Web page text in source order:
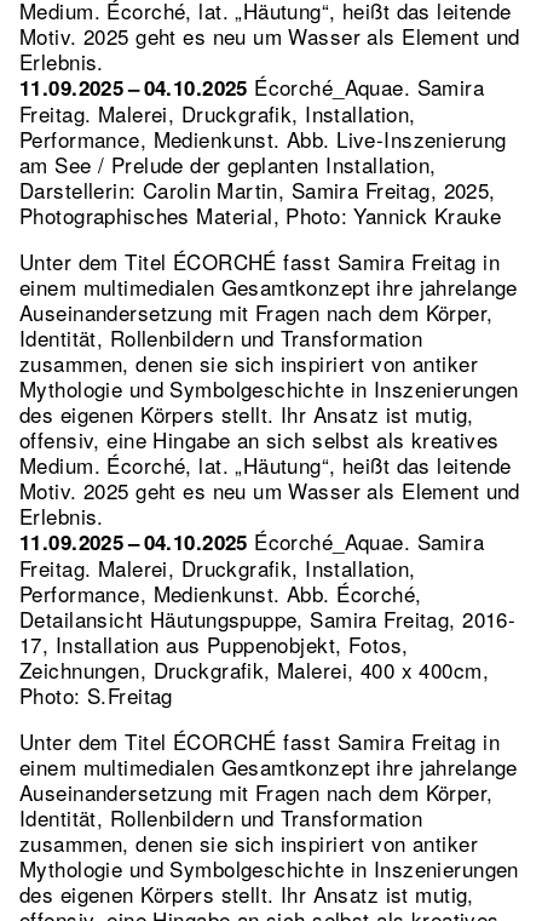
Medium. Écorché, lat. „Häutung“, heißt das leitende
Motiv. 2025 geht es neu um Wasser als Element und
Erlebnis.
11.09.2025 – 04.10.2025 Écorché_Aquae. Samira
Freitag. Malerei, Druckgrafik, Installation,
Performance, Medienkunst.Abb. Live-Inszenierung
am See / Prelude der geplanten Installation,
Darstellerin: Carolin Martin, Samira Freitag, 2025,
Photographisches Material, Photo: Yannick Krauke
Unter dem Titel ÉCORCHÉ fasst Samira Freitag in
einem multimedialen Gesamtkonzept ihre jahrelange
Auseinandersetzung mit Fragen nach dem Körper,
Identität, Rollenbildern und Transformation
zusammen, denen sie sich inspiriert von antiker
Mythologie und Symbolgeschichte in Inszenierungen
des eigenen Körpers stellt. Ihr Ansatz ist mutig,
offensiv, eine Hingabe an sich selbst als kreatives
Medium. Écorché, lat. „Häutung“, heißt das leitende
Motiv. 2025 geht es neu um Wasser als Element und
Erlebnis.
11.09.2025 – 04.10.2025 Écorché_Aquae. Samira
Freitag. Malerei, Druckgrafik, Installation,
Performance, Medienkunst.Abb. Écorché,
Detailansicht Häutungspuppe, Samira Freitag, 2016-
17, Installation aus Puppenobjekt, Fotos,
Zeichnungen, Druckgrafik, Malerei, 400 x 400cm,
Photo: S.Freitag
Unter dem Titel ÉCORCHÉ fasst Samira Freitag in
einem multimedialen Gesamtkonzept ihre jahrelange
Auseinandersetzung mit Fragen nach dem Körper,
Identität, Rollenbildern und Transformation
zusammen, denen sie sich inspiriert von antiker
Mythologie und Symbolgeschichte in Inszenierungen
des eigenen Körpers stellt. Ihr Ansatz ist mutig,